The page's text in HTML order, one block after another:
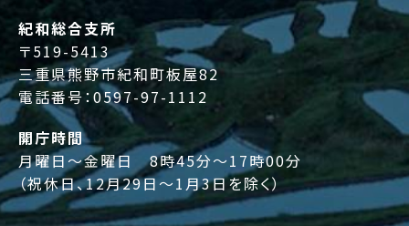
紀和総合支所
〒519-5413
三重県熊野市紀和町板屋82
電話番号：0597-97-1112
開庁時間
月曜日～金曜日 8時45分～17時00分
（祝休日、12月29日～1月3日を除く）